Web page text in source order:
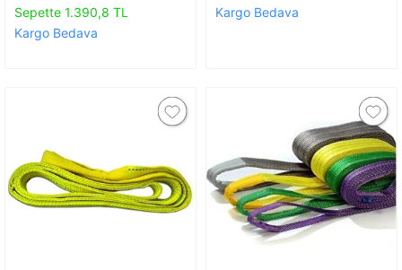
Sepette 1.390,8 TL
Kargo Bedava
Kargo Bedava